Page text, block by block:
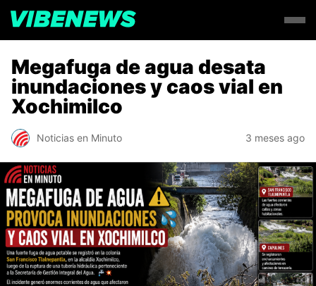
Megafuga de agua desata
inundaciones y caos vial en
Xochimilco
Noticias en Minuto 3 meses ago